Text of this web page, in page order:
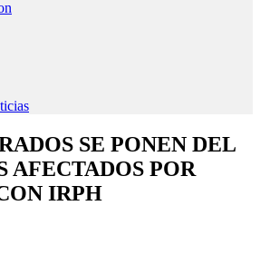
SE PONEN DEL
AFECTADOS POR
IRPH